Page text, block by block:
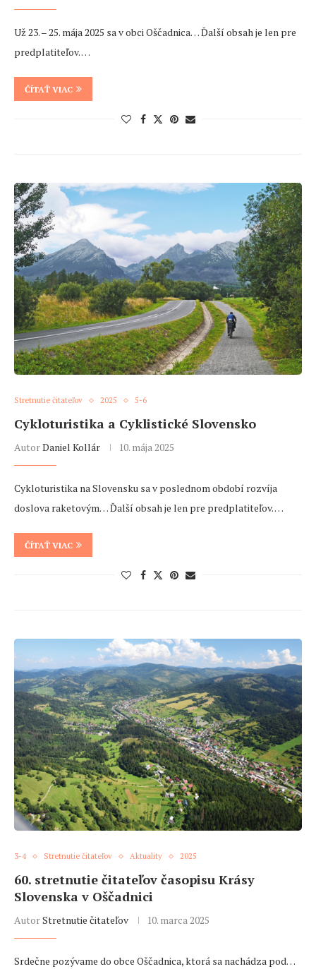
Už 23. – 25. mája 2025 sa v obci Oščadnica… Ďalší obsah je len pre
predplatiteľov. …
ČÍTAŤ VIAC
Stretnutie čitateľov 2025 5-6
Cykloturistika a Cyklistické Slovensko
AutorDaniel Kollár 10. mája 2025
Cykloturistika na Slovensku sa v poslednom období rozvíja
doslova raketovým… Ďalší obsah je len pre predplatiteľov. …
ČÍTAŤ VIAC
3-4 Stretnutie čitateľov Aktuality 2025
60. stretnutie čitateľov časopisu Krásy
Slovenska v Oščadnici
AutorStretnutie čitateľov 10. marca 2025
Srdečne pozývame do obce Oščadnica, ktorá sa nachádza pod…